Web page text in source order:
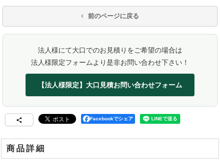
前のページに戻る
法人様にて大口でのお見積りをご希望の場合は
法人様限定フォームより是非お問い合わせ下さい！
【法人様限定】大口見積お問い合わせフォーム
Facebookでシェア
商品詳細